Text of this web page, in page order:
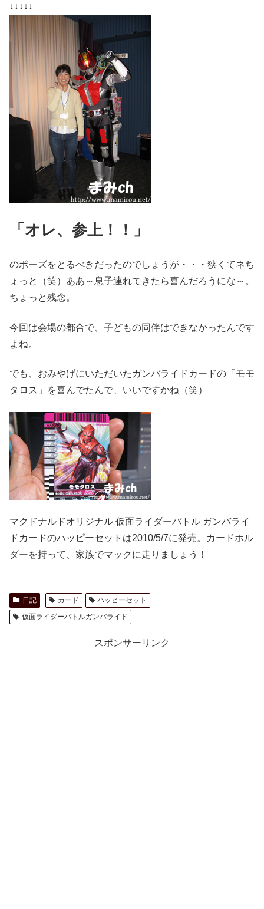
↓↓↓↓↓
「オレ、参上！！」
のポーズをとるべきだったのでしょうが・・・狭くてネち
ょっと（笑）ああ～息子連れてきたら喜んだろうにな～。
ちょっと残念。
今回は会場の都合で、子どもの同伴はできなかったんです
よね。
でも、おみやげにいただいたガンバライドカードの「モモ
タロス」を喜んでたんで、いいですかね（笑）
マクドナルドオリジナル 仮面ライダーバトル ガンバライ
ドカードのハッピーセットは2010/5/7に発売。カードホル
ダーを持って、家族でマックに走りましょう！
日記 カード
ハッピーセット
仮面ライダーバトルガンバライド
スポンサーリンク